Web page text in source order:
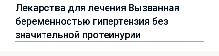
Лекарства для лечения Вызванная
беременностью гипертензия без
значительной протеинурии